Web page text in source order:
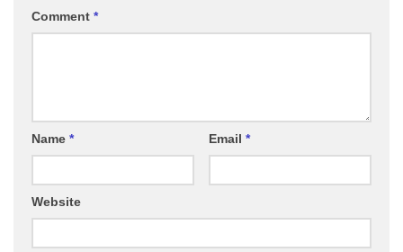
Comment *
Name * Email *
Website